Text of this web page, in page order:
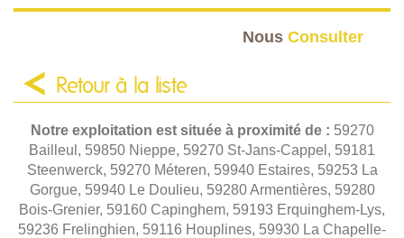
Nous Consulter
Retour à la liste
Notre exploitation est située à proximité de : 59270
Bailleul, 59850 Nieppe, 59270 St-Jans-Cappel, 59181
Steenwerck, 59270 Méteren, 59940 Estaires, 59253 La
Gorgue, 59940 Le Doulieu, 59280 Armentières, 59280
Bois-Grenier, 59160 Capinghem, 59193 Erquinghem-Lys,
59236 Frelinghien, 59116 Houplines, 59930 La Chapelle-